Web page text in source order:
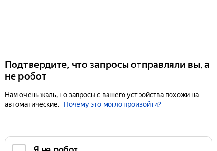
Подтвердите, что запросы отправляли вы, а
не робот
Нам очень жаль, но запросы с вашего устройства похожи на
автоматические.
Почему это могло произойти?